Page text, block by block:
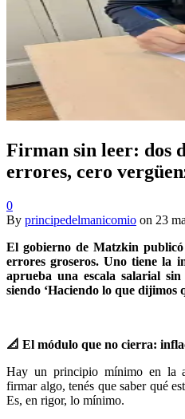
Firman sin leer: dos
errores, cero
0
By principedelmanicomio on 23
El gobierno de Matzkin publicó
errores groseros. Uno tiene la
aprueba una escala salarial
siendo ‘Haciendo lo que dijimos
📐 El módulo que no cierra:
Hay un principio mínimo en la
firmar algo, tenés que saber qué
Es, en rigor, lo mínimo.